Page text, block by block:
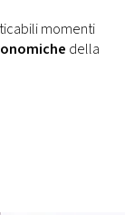
momenti
della